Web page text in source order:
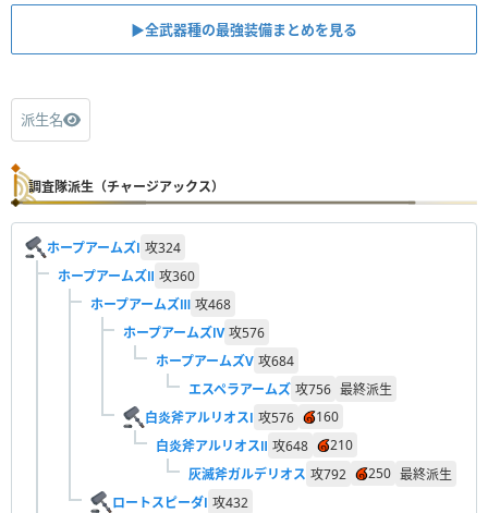
▶︎全武器種の最強装備まとめを見る
派生名
調査隊派生（チャージアックス）
ホープアームズⅠ 攻324
ホープアームズⅡ 攻360
ホープアームズⅢ 攻468
ホープアームズⅣ 攻576
ホープアームズV 攻684
エスペラアームズ 攻756 最終派生
白炎斧アルリオスⅠ 攻576
160
白炎斧アルリオスⅡ 攻648
210
灰滅斧ガルデリオス 攻792 250 最終派生
ロートスピーダⅠ 攻432